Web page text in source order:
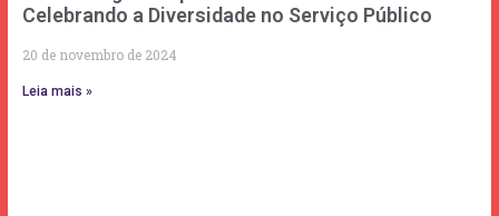
Celebrando a Diversidade no Serviço Público
20 de novembro de 2024
Leia mais »